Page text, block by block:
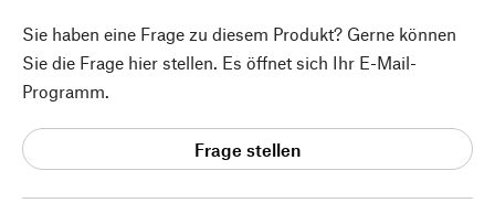
Sie haben eine Frage zu diesem Produkt? Gerne können
Sie die Frage hier stellen. Es öffnet sich Ihr E-Mail-
Programm.
Frage stellen